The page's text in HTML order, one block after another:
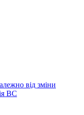
від зміни
ВС